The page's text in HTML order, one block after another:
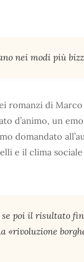
nei modi più
romanzi di
d’animo, un
domandato
e il clima
se poi il risultato
«rivoluzione